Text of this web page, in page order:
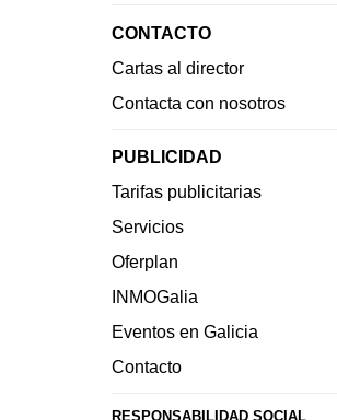
CONTACTO
Cartas al director
Contacta con nosotros
PUBLICIDAD
Tarifas publicitarias
Servicios
Oferplan
INMOGalia
Eventos en Galicia
Contacto
RESPONSABILIDAD SOCIAL